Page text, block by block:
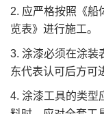
2. 应严格按照《船
览表》进行施工。
3. 涂漆必须在涂装
东代表认可后方可
4. 涂漆工具的类型